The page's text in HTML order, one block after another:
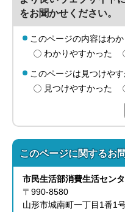
をお聞かせください。
このページの内容はわ
わかりやすかった
このページは見つけや
見つけやすかった
このページに関するお
市民生活部消費生活セン
〒990-8580
山形市城南町一丁目1番1